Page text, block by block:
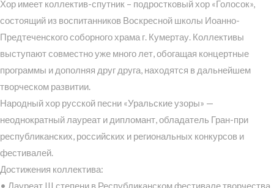
Хор имеет коллектив-спутник – подростковый хор «Голосок»,
состоящий из воспитанников Воскресной школы Иоанно-
Предтеченского соборного храма г. Кумертау. Коллективы
выступают совместно уже много лет, обогащая концертные
программы и дополняя друг друга, находятся в дальнейшем
творческом развитии.
Народный хор русской песни «Уральские узоры» —
неоднократный лауреат и дипломант, обладатель Гран-при
республиканских, российских и региональных конкурсов и
фестивалей.
Достижения коллектива:
• Лауреат III степени в Республиканском фестивале творчества